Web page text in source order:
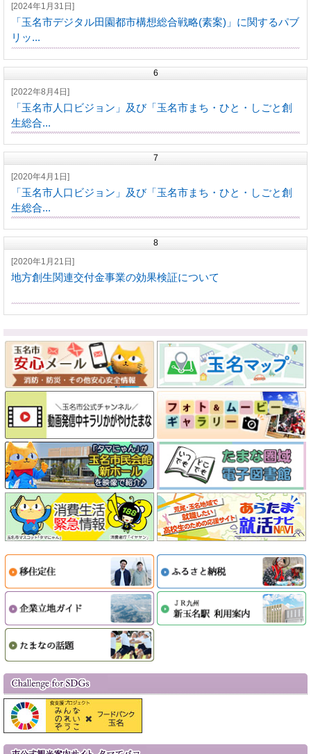
[2024年1月31日]
「玉名市デジタル田園都市構想総合戦略(素案)」に関するパブ
リッ...
6
[2022年8月4日]
「玉名市人口ビジョン」及び「玉名市まち・ひと・しごと創
生総合...
7
[2020年4月1日]
「玉名市人口ビジョン」及び「玉名市まち・ひと・しごと創
生総合...
8
[2020年1月21日]
地方創生関連交付金事業の効果検証について